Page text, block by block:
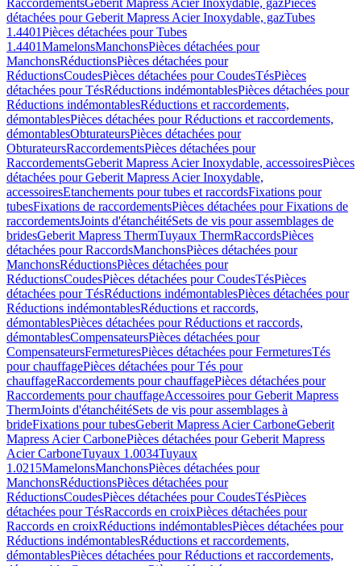
RaccordementsGeberit Mapress Acier Inoxydable, gazPièces
détachées pour Geberit Mapress Acier Inoxydable, gazTubes
1.4401Pièces détachées pour Tubes
1.4401MamelonsManchonsPièces détachées pour
ManchonsRéductionsPièces détachées pour
RéductionsCoudesPièces détachées pour CoudesTésPièces
détachées pour TésRéductions indémontablesPièces détachées pour
Réductions indémontablesRéductions et raccordements,
démontablesPièces détachées pour Réductions et raccordements,
démontablesObturateursPièces détachées pour
ObturateursRaccordementsPièces détachées pour
RaccordementsGeberit Mapress Acier Inoxydable, accessoiresPièces
détachées pour Geberit Mapress Acier Inoxydable,
accessoiresEtanchements pour tubes et raccordsFixations pour
tubesFixations de raccordementsPièces détachées pour Fixations de
raccordementsJoints d'étanchéitéSets de vis pour assemblages de
bridesGeberit Mapress ThermTuyaux ThermRaccordsPièces
détachées pour RaccordsManchonsPièces détachées pour
ManchonsRéductionsPièces détachées pour
RéductionsCoudesPièces détachées pour CoudesTésPièces
détachées pour TésRéductions indémontablesPièces détachées pour
Réductions indémontablesRéductions et raccords,
démontablesPièces détachées pour Réductions et raccords,
démontablesCompensateursPièces détachées pour
CompensateursFermeturesPièces détachées pour FermeturesTés
pour chauffagePièces détachées pour Tés pour
chauffageRaccordements pour chauffagePièces détachées pour
Raccordements pour chauffageAccessoires pour Geberit Mapress
ThermJoints d'étanchéitéSets de vis pour assemblages à
brideFixations pour tubesGeberit Mapress Acier CarboneGeberit
Mapress Acier CarbonePièces détachées pour Geberit Mapress
Acier CarboneTuyaux 1.0034Tuyaux
1.0215MamelonsManchonsPièces détachées pour
ManchonsRéductionsPièces détachées pour
RéductionsCoudesPièces détachées pour CoudesTésPièces
détachées pour TésRaccords en croixPièces détachées pour
Raccords en croixRéductions indémontablesPièces détachées pour
Réductions indémontablesRéductions et raccordements,
démontablesPièces détachées pour Réductions et raccordements,